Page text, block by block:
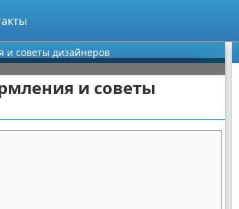
и советы дизайнеров
и советы